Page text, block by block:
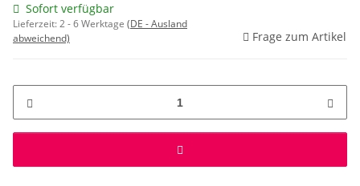
Sofort verfügbar
Lieferzeit:2 - 6 Werktage (DE - Ausland
abweichend)
Frage zum Artikel